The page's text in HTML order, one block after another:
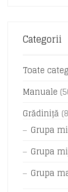
Categorii
Toate
Manuale
Grădiniță
Grupa
Grupa
Grupa